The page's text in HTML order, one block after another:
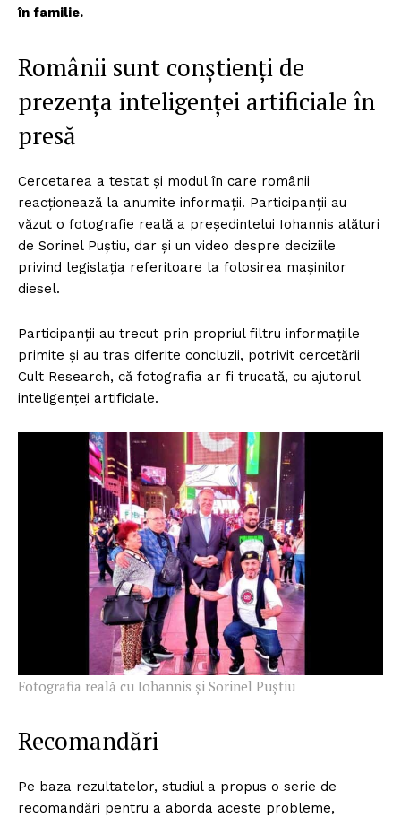
în familie.
Românii sunt conștienți de
prezența inteligenței artificiale în
presă
Cercetarea a testat și modul în care românii
reacționează la anumite informații. Participanții au
văzut o fotografie reală a președintelui Iohannis alături
de Sorinel Puștiu, dar și un video despre deciziile
privind legislația referitoare la folosirea mașinilor
diesel.
Participanții au trecut prin propriul filtru informațiile
primite și au tras diferite concluzii, potrivit cercetării
Cult Research, că fotografia ar fi trucată, cu ajutorul
inteligenței artificiale.
Fotografia reală cu Iohannis și Sorinel Puștiu
Recomandări
Pe baza rezultatelor, studiul a propus o serie de
recomandări pentru a aborda aceste probleme,